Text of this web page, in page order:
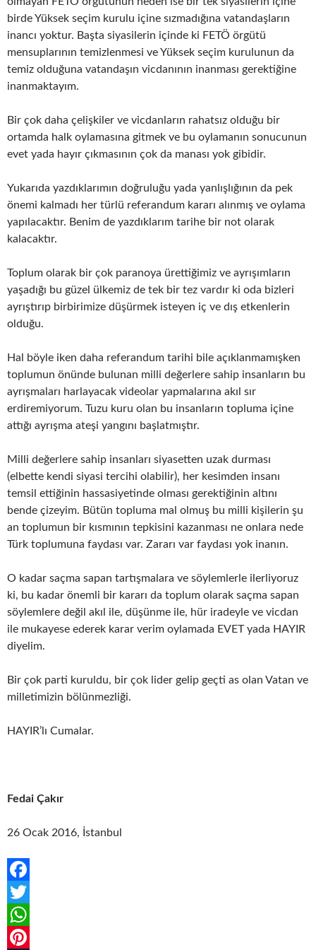
birde Yüksek seçim kurulu içine sızmadığına vatandaşların
inancı yoktur. Başta siyasilerin içinde ki FETÖ örgütü
mensuplarının temizlenmesi ve Yüksek seçim kurulunun da
temiz olduğuna vatandaşın vicdanının inanması gerektiğine
inanmaktayım.
Bir çok daha çelişkiler ve vicdanların rahatsız olduğu bir
ortamda halk oylamasına gitmek ve bu oylamanın sonucunun
evet yada hayır çıkmasının çok da manası yok gibidir.
Yukarıda yazdıklarımın doğruluğu yada yanlışlığının da pek
önemi kalmadı her türlü referandum kararı alınmış ve oylama
yapılacaktır. Benim de yazdıklarım tarihe bir not olarak
kalacaktır.
Toplum olarak bir çok paranoya ürettiğimiz ve ayrışımların
yaşadığı bu güzel ülkemiz de tek bir tez vardır ki oda bizleri
ayrıştırıp birbirimize düşürmek isteyen iç ve dış etkenlerin
olduğu.
Hal böyle iken daha referandum tarihi bile açıklanmamışken
toplumun önünde bulunan milli değerlere sahip insanların bu
ayrışmaları harlayacak videolar yapmalarına akıl sır
erdiremiyorum. Tuzu kuru olan bu insanların topluma içine
attığı ayrışma ateşi yangını başlatmıştır.
Milli değerlere sahip insanları siyasetten uzak durması
(elbette kendi siyasi tercihi olabilir), her kesimden insanı
temsil ettiğinin hassasiyetinde olması gerektiğinin altını
bende çizeyim. Bütün topluma mal olmuş bu milli kişilerin şu
an toplumun bir kısmının tepkisini kazanması ne onlara nede
Türk toplumuna faydası var. Zararı var faydası yok inanın.
O kadar saçma sapan tartışmalara ve söylemlerle ilerliyoruz
ki, bu kadar önemli bir kararı da toplum olarak saçma sapan
söylemlere değil akıl ile, düşünme ile, hür iradeyle ve vicdan
ile mukayese ederek karar verim oylamada EVET yada HAYIR
diyelim.
Bir çok parti kuruldu, bir çok lider gelip geçti as olan Vatan ve
milletimizin bölünmezliği.
HAYIR’lı Cumalar.
Fedai Çakır
26 Ocak 2016, İstanbul
F
a
c
T
w
W